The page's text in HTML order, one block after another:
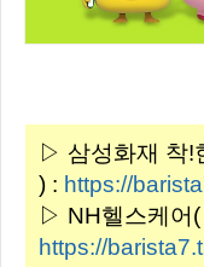
▷ 삼성화재 착!
) : https://
▷ NH헬스케어
https://